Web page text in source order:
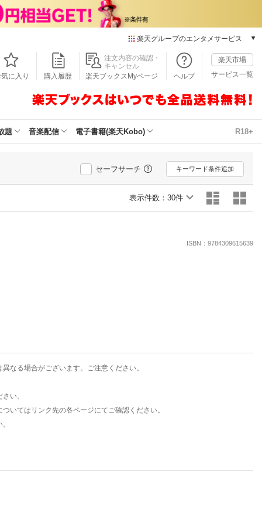
楽天グループのエンタメサービス
本/ゲーム/CD/DVD
楽天ブックス
楽天Kobo
動画配信
楽天TV
動画配信ガイド
気に入り 購入履歴
注文内容の確認・
キャンセル
楽天ブックスMyページ
ヘルプ
楽天市場
サービス一覧
題 音楽配信 電子書籍(楽天Kobo) R18+
セーフサーチ キーワード条件追加
表示件数： 30件
ISBN：9784309615639
なる場合がございます。ご注意ください。
い。
いてはリンク先の各ページにてご確認ください。